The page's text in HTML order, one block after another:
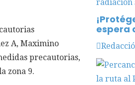
A, Maximino
precautorias,
zona 9.
espera